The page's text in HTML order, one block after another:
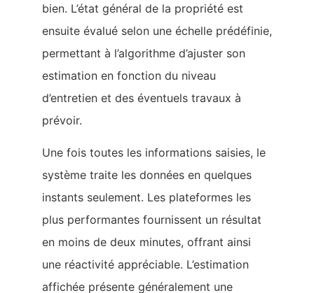
bien. L’état général de la propriété est
ensuite évalué selon une échelle prédéfinie,
permettant à l’algorithme d’ajuster son
estimation en fonction du niveau
d’entretien et des éventuels travaux à
prévoir.
Une fois toutes les informations saisies, le
système traite les données en quelques
instants seulement. Les plateformes les
plus performantes fournissent un résultat
en moins de deux minutes, offrant ainsi
une réactivité appréciable. L’estimation
affichée présente généralement une